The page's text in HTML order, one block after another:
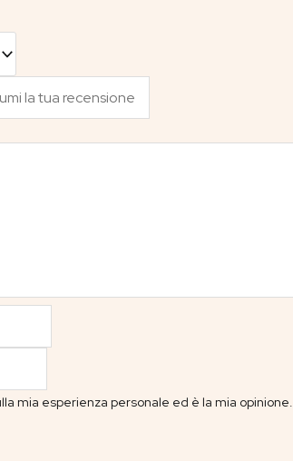
mia esperienza personale ed è la mia opinione.